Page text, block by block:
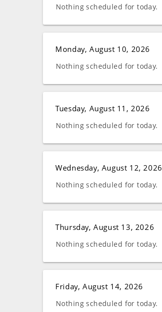
Nothing scheduled for today.
Monday, August 10, 2026
Nothing scheduled for today.
Tuesday, August 11, 2026
Nothing scheduled for today.
Wednesday, August 12, 2026
Nothing scheduled for today.
Thursday, August 13, 2026
Nothing scheduled for today.
Friday, August 14, 2026
Nothing scheduled for today.